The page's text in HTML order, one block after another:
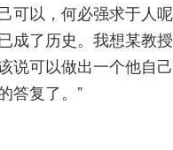
可以，何必强求于
成了历史。我想某教
说可以做出一个他自
答复了。”